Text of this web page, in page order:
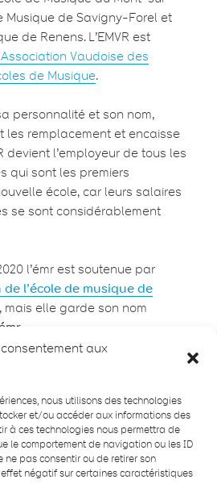
consentement aux
nous utilisons des technologies
et/ou accéder aux informations des
à ces technologies nous permettra de
le comportement de navigation ou les ID
ne pas consentir ou de retirer son
négatif sur certaines caractéristiques
Musique de Savigny-Forel et
de Renens. L’EMVR est
Association Vaudoise des
de Musique.
personnalité et son nom,
les remplacement et encaisse
devient l’employeur de tous les
qui sont les premiers
école, car leurs salaires
se sont considérablement
l’émr est soutenue par
l’école de musique de
, mais elle garde son nom
émr